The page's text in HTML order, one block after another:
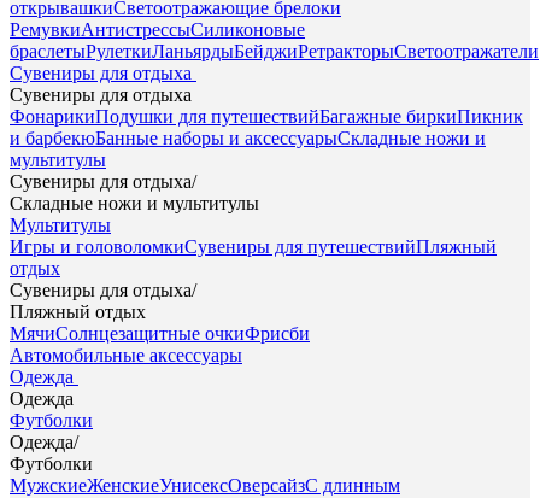
открывашкиСветоотражающие брелоки
РемувкиАнтистрессыСиликоновые
браслетыРулеткиЛаньярдыБейджиРетракторыСветоотражатели
Сувениры для отдыха
Сувениры для отдыха
ФонарикиПодушки для путешествийБагажные биркиПикник
и барбекюБанные наборы и аксессуарыСкладные ножи и
мультитулы
Сувениры для отдыха/
Складные ножи и мультитулы
Мультитулы
Игры и головоломкиСувениры для путешествийПляжный
отдых
Сувениры для отдыха/
Пляжный отдых
МячиСолнцезащитные очкиФрисби
Автомобильные аксессуары
Одежда
Одежда
Футболки
Одежда/
Футболки
МужскиеЖенскиеУнисексОверсайзС длинным